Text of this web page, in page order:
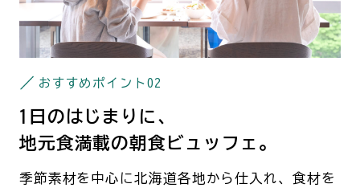
おすすめポイント02
1日のはじまりに、
地元食満載の朝食ビュッフェ。
季節素材を中心に北海道各地から仕入れ、食材を